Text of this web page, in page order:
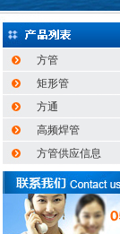
方管
矩形管
方通
高频焊管
方管供应信息